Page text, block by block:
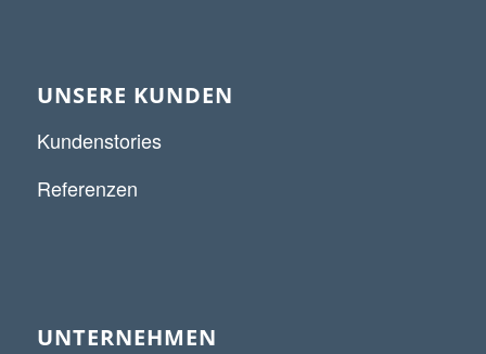
UNSERE KUNDEN
Kundenstories
Referenzen
UNTERNEHMEN